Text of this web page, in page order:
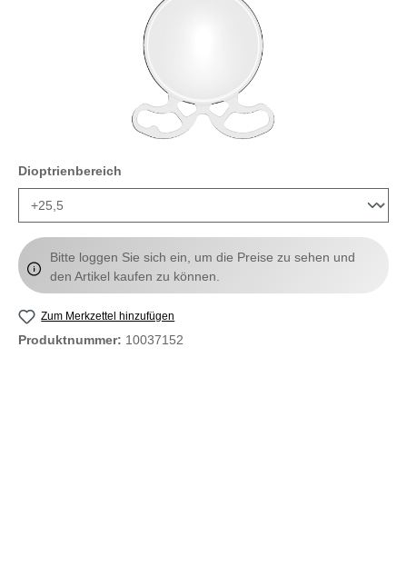
Dioptrienbereich
Bitte loggen Sie sich ein, um die Preise zu sehen und
den Artikel kaufen zu können.
Zum Merkzettel hinzufügen
Produktnummer: 10037152